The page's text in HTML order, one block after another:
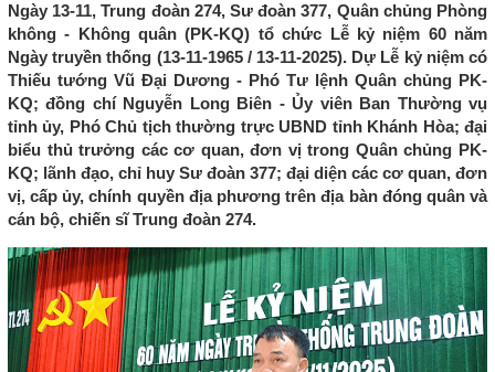
Ngày 13-11, Trung đoàn 274, Sư đoàn 377, Quân chủng Phòng
không - Không quân (PK-KQ) tổ chức Lễ kỷ niệm 60 năm
Ngày truyền thống (13-11-1965 / 13-11-2025). Dự Lễ kỷ niệm có
Thiếu tướng Vũ Đại Dương - Phó Tư lệnh Quân chủng PK-
KQ; đồng chí Nguyễn Long Biên - Ủy viên Ban Thường vụ
tỉnh ủy, Phó Chủ tịch thường trực UBND tỉnh Khánh Hòa; đại
biểu thủ trưởng các cơ quan, đơn vị trong Quân chủng PK-
KQ; lãnh đạo, chỉ huy Sư đoàn 377; đại diện các cơ quan, đơn
vị, cấp ủy, chính quyền địa phương trên địa bàn đóng quân và
cán bộ, chiến sĩ Trung đoàn 274.